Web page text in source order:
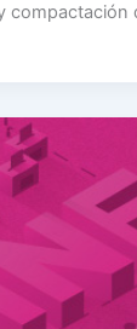
compactación